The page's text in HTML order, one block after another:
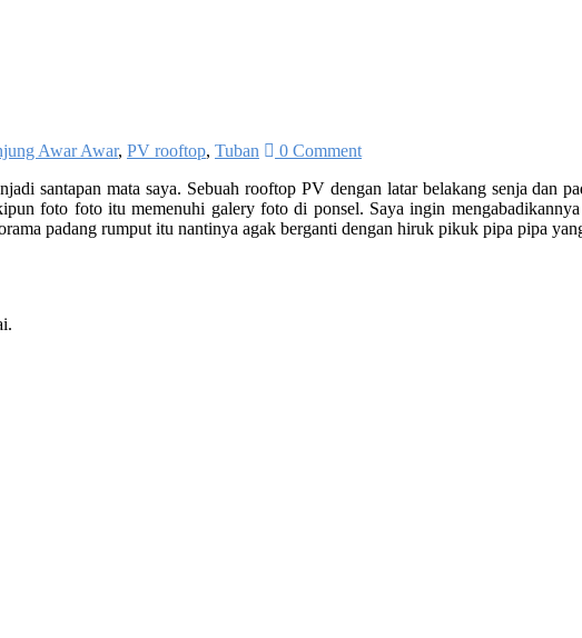
Awar Awar, PV rooftop, Tuban
0 Comment
santapan mata saya. Sebuah rooftop PV dengan latar belakang senja dan
foto foto itu memenuhi galery foto di ponsel. Saya ingin
padang rumput itu nantinya agak berganti dengan hiruk pikuk pipa pipa